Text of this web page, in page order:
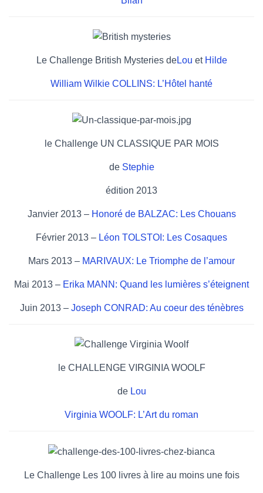
Le Challenge British Mysteries deLou et Hilde
William Wilkie COLLINS: L’Hôtel hanté
le Challenge UN CLASSIQUE PAR MOIS
de Stephie
édition 2013
Janvier 2013 – Honoré de BALZAC: Les Chouans
Février 2013 – Léon TOLSTOI: Les Cosaques
Mars 2013 – MARIVAUX: Le Triomphe de l’amour
Mai 2013 – Erika MANN: Quand les lumières s’éteignent
Juin 2013 – Joseph CONRAD: Au coeur des ténèbres
le CHALLENGE VIRGINIA WOOLF
de Lou
Virginia WOOLF: L’Art du roman
Le Challenge Les 100 livres à lire au moins une fois